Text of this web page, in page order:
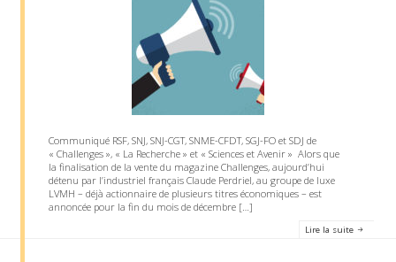
Communiqué RSF, SNJ, SNJ-CGT, SNME-CFDT, SGJ-FO et SDJ de
« Challenges », « La Recherche » et « Sciences et Avenir » Alors que
la finalisation de la vente du magazine Challenges, aujourd’hui
détenu par l’industriel français Claude Perdriel, au groupe de luxe
LVMH – déjà actionnaire de plusieurs titres économiques – est
annoncée pour la fin du mois de décembre […]
Lire la suite